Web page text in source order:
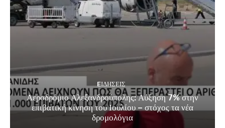
EΙΔΗΣΕΙΣ
Αεροδρόμιο Αλεξανδρούπολης: Αύξηση 7% στην
επιβατική κίνηση του Ιουλίου – στόχος τα νέα
δρομολόγια